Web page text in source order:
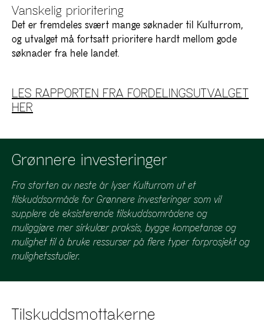
Vanskelig prioritering
Det er fremdeles svært mange søknader til Kulturrom,
og utvalget må fortsatt prioritere hardt mellom gode
søknader fra hele landet.
LES RAPPORTEN FRA FORDELINGSUTVALGET
HER
Grønnere investeringer
Fra starten av neste år lyser Kulturrom ut et
tilskuddsormåde for Grønnere investeringer som vil
supplere de eksisterende tilskuddsområdene og
muliggjøre mer sirkulær praksis, bygge kompetanse og
mulighet til å bruke ressurser på flere typer forprosjekt og
mulighetsstudier.
Tilskuddsmottakerne